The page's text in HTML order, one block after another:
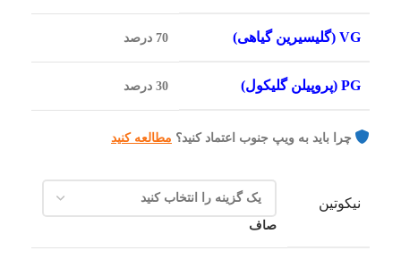
VG (گلیسیرین گیاهی) 70 درصد
PG (پروپیلن گلیکول) 30 درصد
چرا باید به ویپ جنوب اعتماد کنید؟ مطالعه کنید
نیکوتین
صاف